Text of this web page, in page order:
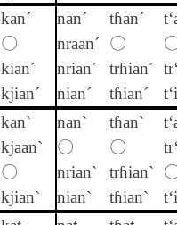
kan´ nan´ tɦan´
〇 nraan´ 〇
kian´ nrian´ trɦian´
kjian´ nian´ tɦian´
kan` nan` tɦan`
kjaan` 〇 〇
〇 nrian` trɦian`
kjian` nian` tɦian`